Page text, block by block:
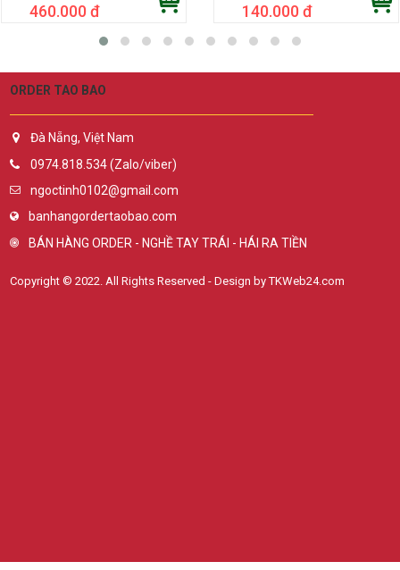
460.000 đ 140.000 đ
ORDER TAO BAO
Đà Nẵng, Việt Nam
0974.818.534 (Zalo/viber)
ngoctinh0102@gmail.com
banhangordertaobao.com
BÁN HÀNG ORDER - NGHỀ TAY TRÁI - HÁI RA TIỀN
Copyright © 2022. All Rights Reserved - Design by TKWeb24.com